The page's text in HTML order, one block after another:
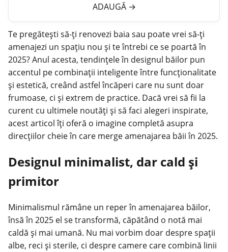
ADAUGĂ →
Te pregătești să-ți renovezi baia sau poate vrei să-ți
amenajezi un spațiu nou și te întrebi ce se poartă în
2025? Anul acesta, tendințele în designul băilor pun
accentul pe combinații inteligente între funcționalitate
și estetică, creând astfel încăperi care nu sunt doar
frumoase, ci și extrem de practice. Dacă vrei să fii la
curent cu ultimele noutăți și să faci alegeri inspirate,
acest articol îți oferă o imagine completă asupra
direcțiilor cheie în care mergeamenajarea băiiîn 2025.
Designul minimalist, dar cald și
primitor
Minimalismul rămâne un reper în amenajarea băilor,
însă în 2025 el se transformă, căpătând o notă mai
caldă și mai umană. Nu mai vorbim doar despre spații
albe, reci și sterile, ci despre camere care combină linii